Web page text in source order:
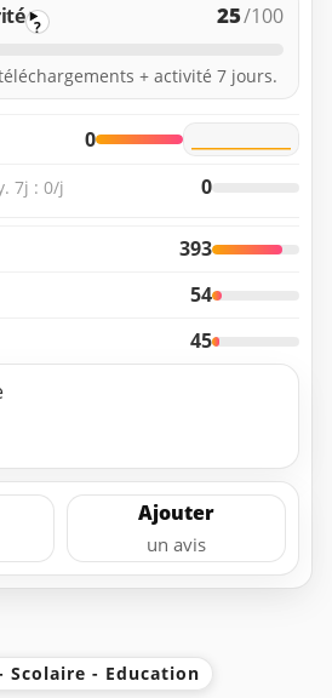
? 25/100
+ activité 7 jours.
0
7j : 0/j 0
393
54
45
Ajouter
un avis
Scolaire - Education